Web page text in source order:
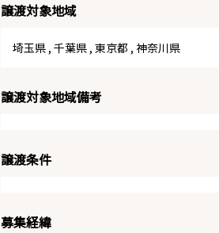
譲渡対象地域
埼玉県 , 千葉県 , 東京都 , 神奈川県
譲渡対象地域備考
譲渡条件
募集経緯